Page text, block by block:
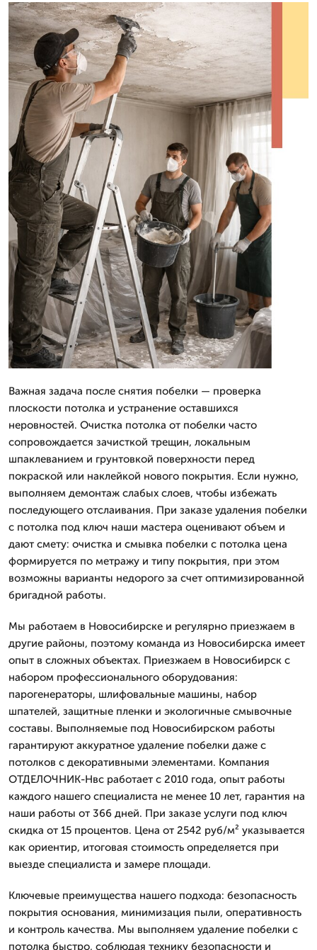
Важная задача после снятия побелки — проверка
плоскости потолка и устранение оставшихся
неровностей. Очистка потолка от побелки часто
сопровождается зачисткой трещин, локальным
шпаклеванием и грунтовкой поверхности перед
покраской или наклейкой нового покрытия. Если нужно,
выполняем демонтаж слабых слоев, чтобы избежать
последующего отслаивания. При заказе удаления побелки
с потолка под ключ наши мастера оценивают объем и
дают смету: очистка и смывка побелки с потолка цена
формируется по метражу и типу покрытия, при этом
возможны варианты недорого за счет оптимизированной
бригадной работы.
Мы работаем в Новосибирске и регулярно приезжаем в
другие районы, поэтому команда из Новосибирска имеет
опыт в сложных объектах. Приезжаем в Новосибирск с
набором профессионального оборудования:
парогенераторы, шлифовальные машины, набор
шпателей, защитные пленки и экологичные смывочные
составы. Выполняемые под Новосибирском работы
гарантируют аккуратное удаление побелки даже с
потолков с декоративными элементами. Компания
ОТДЕЛОЧНИК-Нвс работает с 2010 года, опыт работы
каждого нашего специалиста не менее 10 лет, гарантия на
наши работы от 366 дней. При заказе услуги под ключ
скидка от 15 процентов. Цена от 2542 руб/м² указывается
как ориентир, итоговая стоимость определяется при
выезде специалиста и замере площади.
Ключевые преимущества нашего подхода: безопасность
покрытия основания, минимизация пыли, оперативность
и контроль качества. Мы выполняем удаление побелки с
потолка быстро, соблюдая технику безопасности и